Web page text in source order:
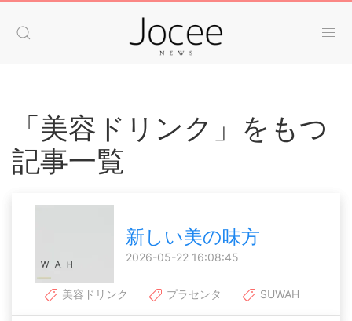
「美容ドリンク」をもつ
記事一覧
新しい美の味方
2026-05-22 16:08:45
美容ドリンク プラセンタ SUWAH